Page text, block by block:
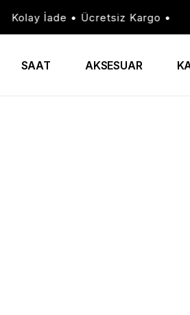
Kolay İade • Ücretsiz Kargo •
SAAT AKSESUAR